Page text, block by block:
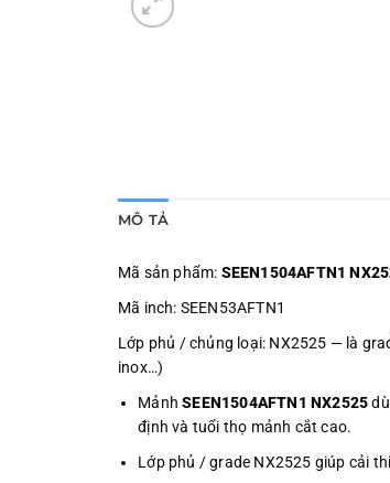
MÔ TẢ
Mã sản phẩm: SEEN1504AFTN1
Mã inch: SEEN53AFTN1
Lớp phủ / chủng loại: NX2525 — là
inox…)
MảnhSEEN1504AFTN1 NX2525
định và tuổi thọ mảnh cắt cao.
Lớp phủ / grade NX2525 giúp cải